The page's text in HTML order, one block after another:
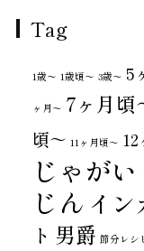
Tag
1歳〜 1歳頃～ 3歳〜 5
ヶ月〜 7ヶ月頃
頃～ 11ヶ月頃～ 12
じゃがい
じん イン
ト 男爵 節分レシ